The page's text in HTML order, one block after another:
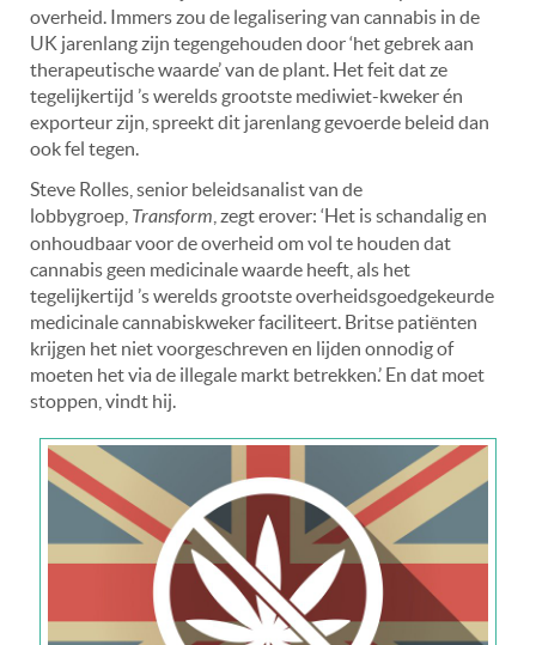
overheid. Immers zou de legalisering van cannabis in de
UK jarenlang zijn tegengehouden door ‘het gebrek aan
therapeutische waarde’ van de plant. Het feit dat ze
tegelijkertijd ’s werelds grootste mediwiet-kweker én
exporteur zijn, spreekt dit jarenlang gevoerde beleid dan
ook fel tegen.
Steve Rolles, senior beleidsanalist van de
lobbygroep, Transform , zegt erover: ‘Het is schandalig en
onhoudbaar voor de overheid om vol te houden dat
cannabis geen medicinale waarde heeft, als het
tegelijkertijd ’s werelds grootste overheidsgoedgekeurde
medicinale cannabiskweker faciliteert. Britse patiënten
krijgen het niet voorgeschreven en lijden onnodig of
moeten het via de illegale markt betrekken.’ En dat moet
stoppen, vindt hij.